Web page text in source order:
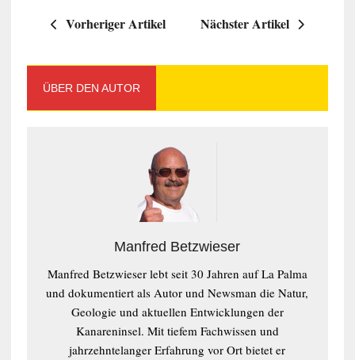
Vorheriger Artikel Nächster Artikel
ÜBER DEN AUTOR
Manfred Betzwieser
Manfred Betzwieser lebt seit 30 Jahren auf La Palma
und dokumentiert als Autor und Newsman die Natur,
Geologie und aktuellen Entwicklungen der
Kanareninsel. Mit tiefem Fachwissen und
jahrzehntelanger Erfahrung vor Ort bietet er